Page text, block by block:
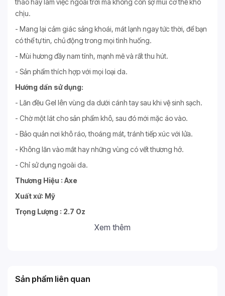
thao hay làm việc ngoài trời mà không còn sợ mùi cơ thể khó
chịu.
- Mang lại cảm giác sảng khoái, mát lạnh ngay tức thời, để bạn
có thể tự tin, chủ động trong mọi tình huống.
- Mùi hương đầy nam tính, mạnh mẽ và rất thu hút.
- Sản phẩm thích hợp với mọi loại da.
Hướng dẩn sử dụng:
- Lăn đều Gel lên vùng da dưới cánh tay sau khi vệ sinh sạch.
- Chờ một lát cho sản phẩm khô, sau đó mới mặc áo vào.
- Bảo quản nơi khô ráo, thoáng mát, tránh tiếp xúc với lửa.
- Không lăn vào mắt hay những vùng có vết thương hở.
- Chỉ sử dụng ngoài da.
Thương Hiệu : Axe
Xuất xứ: Mỹ
Trọng Lượng : 2.7 Oz
Xem thêm
Sản phẩm liên quan